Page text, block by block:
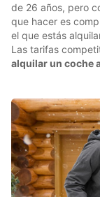
de 26 años, pero
que hacer es
el que estás
Las tarifas
alquilar un coche